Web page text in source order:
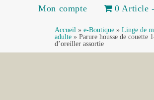
Mon compte
0 Article
Accueil » e-Boutique » Linge de
adulte » Parure housse de couette
d’oreiller assortie